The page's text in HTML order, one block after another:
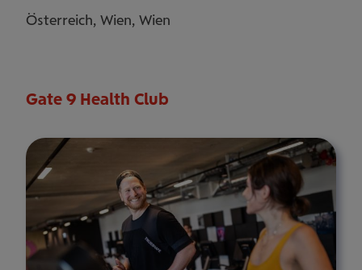
Österreich, Wien, Wien
Gate 9 Health Club